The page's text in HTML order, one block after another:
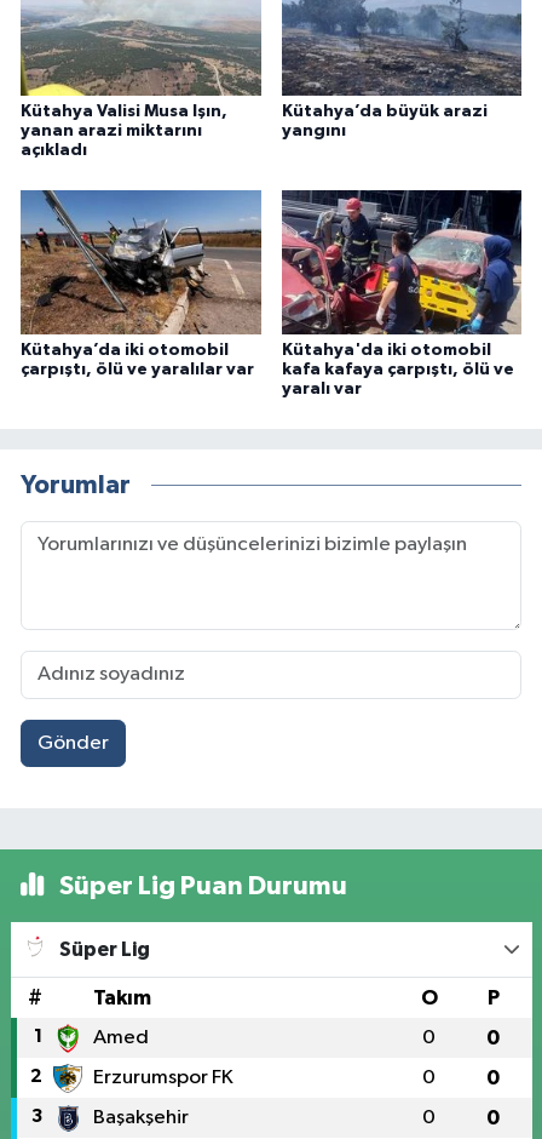
Kütahya Valisi Musa Işın,
yanan arazi miktarını
açıkladı
Kütahya’da büyük arazi
yangını
Kütahya’da iki otomobil
çarpıştı, ölü ve yaralılar var
Kütahya'da iki otomobil
kafa kafaya çarpıştı, ölü ve
yaralı var
Yorumlar
Gönder
Süper Lig Puan Durumu
Süper Lig
# Takım O P
1 Amed 0 0
2 Erzurumspor FK 0 0
3 Başakşehir 0 0